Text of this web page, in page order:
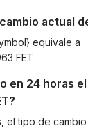
actual
equivale a
FET.
en 24 horas
?
el tipo de cambio